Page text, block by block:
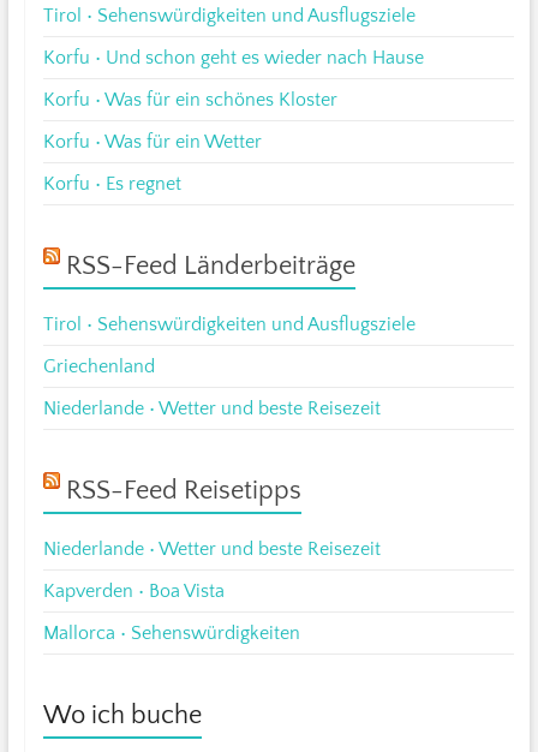
Tirol • Sehenswürdigkeiten und Ausflugsziele
Korfu • Und schon geht es wieder nach Hause
Korfu • Was für ein schönes Kloster
Korfu • Was für ein Wetter
Korfu • Es regnet
RSS-Feed Länderbeiträge
Tirol • Sehenswürdigkeiten und Ausflugsziele
Griechenland
Niederlande • Wetter und beste Reisezeit
RSS-Feed Reisetipps
Niederlande • Wetter und beste Reisezeit
Kapverden • Boa Vista
Mallorca • Sehenswürdigkeiten
Wo ich buche